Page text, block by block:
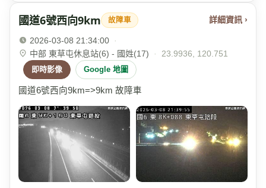
國道6號西向9km 故障車 詳細資訊 ›
2026-03-08 21:34:00
·
中部 東草屯休息站(6) - 國姓(17)
· 23.9936, 120.751
即時影像 Google 地圖
國道6號西向9km=>9km 故障車